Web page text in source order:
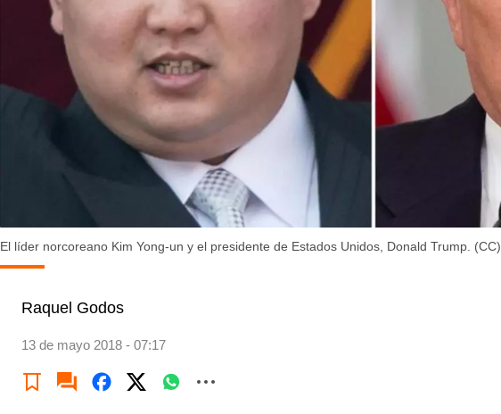
El líder norcoreano Kim Yong-un y el presidente de Estados Unidos, Donald Trump. (CC)
Raquel Godos
13 de mayo 2018 - 07:17